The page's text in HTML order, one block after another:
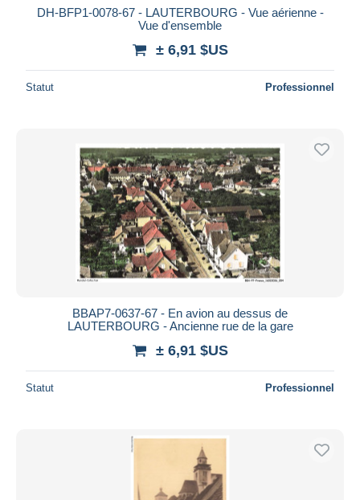
DH-BFP1-0078-67 - LAUTERBOURG - Vue aérienne -
Vue d'ensemble
± 6,91 $US
Statut Professionnel
BBAP7-0637-67 - En avion au dessus de
LAUTERBOURG - Ancienne rue de la gare
± 6,91 $US
Statut Professionnel